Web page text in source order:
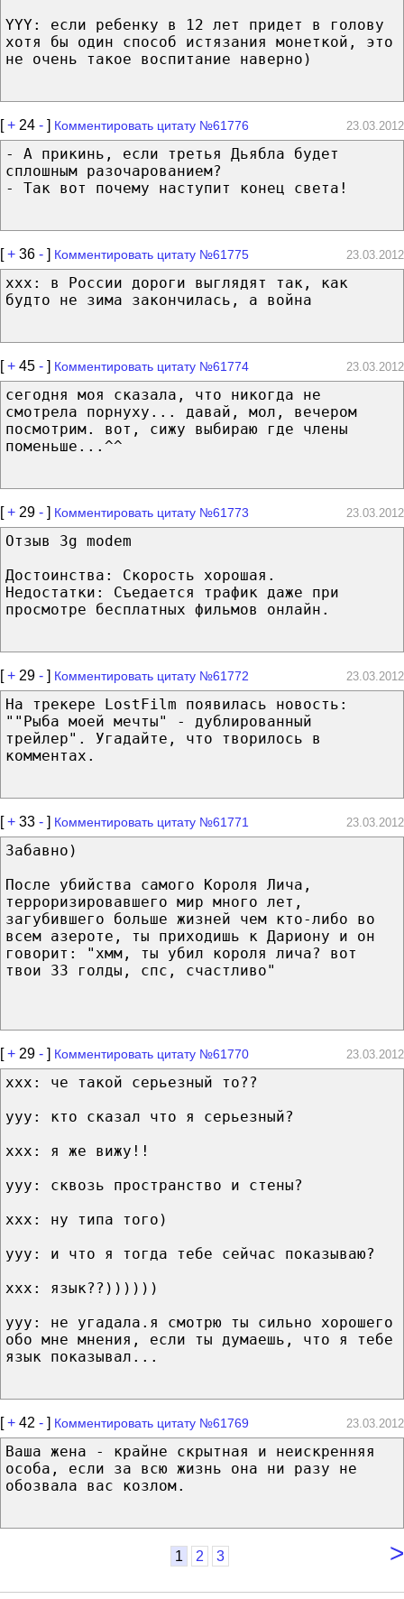
YYY: если ребенку в 12 лет придет в голову
хотя бы один способ истязания монеткой, это
не очень такое воспитание наверно)
[+ 24 - ] Комментировать цитату №61776 23.03.2012
- А прикинь, если третья Дьябла будет
сплошным разочарованием?
- Так вот почему наступит конец света!
[+ 36 - ] Комментировать цитату №61775 23.03.2012
xxx: в России дороги выглядят так, как
будто не зима закончилась, а война
[+ 45 - ] Комментировать цитату №61774 23.03.2012
сегодня моя сказала, что никогда не
смотрела порнуху... давай, мол, вечером
посмотрим. вот, сижу выбираю где члены
поменьше...^^
[+ 29 - ] Комментировать цитату №61773 23.03.2012
Отзыв 3g modem
Достоинства: Скорость хорошая.
Недостатки: Съедается трафик даже при
просмотре бесплатных фильмов онлайн.
[+ 29 - ] Комментировать цитату №61772 23.03.2012
На трекере LostFilm появилась новость:
""Рыба моей мечты" - дублированный
трейлер". Угадайте, что творилось в
комментах.
[+ 33 - ] Комментировать цитату №61771 23.03.2012
Забавно)
После убийства самого Короля Лича,
терроризировавшего мир много лет,
загубившего больше жизней чем кто-либо во
всем азероте, ты приходишь к Дариону и он
говорит: "хмм, ты убил короля лича? вот
твои 33 голды, спс, счастливо"
[+ 29 - ] Комментировать цитату №61770 23.03.2012
ххх: че такой серьезный то??
ууу: кто сказал что я серьезный?
ххх: я же вижу!!
ууу: сквозь пространство и стены?
ххх: ну типа того)
ууу: и что я тогда тебе сейчас показываю?
ххх: язык??))))))
ууу: не угадала.я смотрю ты сильно хорошего
обо мне мнения, если ты думаешь, что я тебе
язык показывал...
[+ 42 - ] Комментировать цитату №61769 23.03.2012
Ваша жена - крайне скрытная и неискренняя
особа, если за всю жизнь она ни разу не
обозвала вас козлом.
>
1 2 3